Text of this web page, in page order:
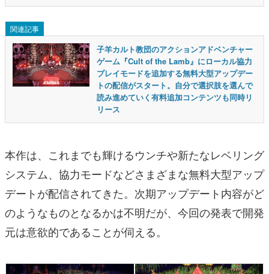
関連記事
子羊カルト教団のアクションアドベンチャー
ゲーム『Cult of the Lamb』にローカル協力
プレイモードを追加する無料大型アップデー
トの配信がスタート。自分で選択肢を選んで
読み進めていく有料追加コンテンツも同時リ
リース
本作は、これまでも輝けるウンチや新たなレベリング
システム、協力モードなどさまざまな無料大型アップ
デートが配信されてきた。次期アップデート内容がど
のようなものとなるかは不明だが、今回の発表で開発
元は意欲的であることが伺える。